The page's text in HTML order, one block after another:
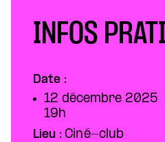
INFOS
Date :
12 décembre 2025
19h
Lieu :Ciné-club